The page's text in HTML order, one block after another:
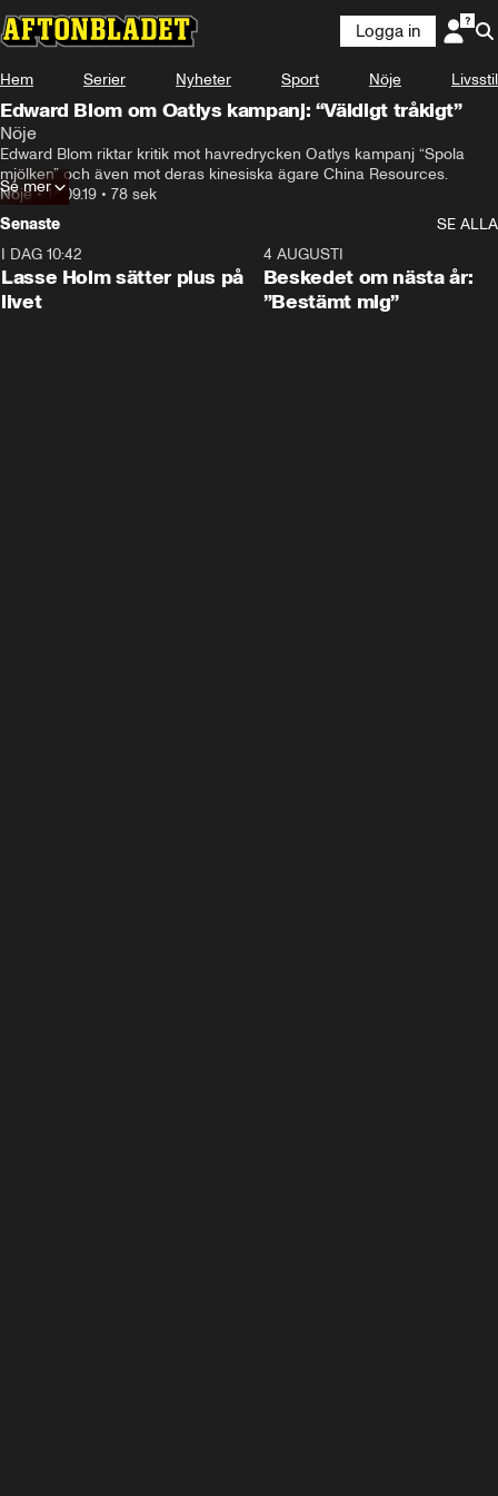
Logga in
Hem Serier Nyheter Sport Nöje Livsstil
Edward Blom om Oatlys kampanj: “Väldigt tråkigt”
Nöje
Edward Blom riktar kritik mot havredrycken Oatlys kampanj “Spola
mjölken” och även mot deras kinesiska ägare China Resources.
Nöje•14.09.19 • 78 sek
Se mer
Senaste
SE ALLA
I DAG 10:42
Lasse Holm sätter plus på
livet
4 AUGUSTI
Beskedet om nästa år:
”Bestämt mig”